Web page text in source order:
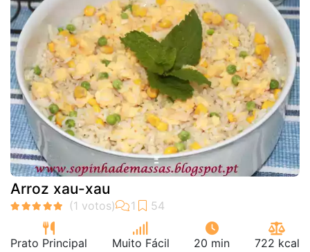
Arroz xau-xau
Prato Principal Muito Fácil 20 min 722 kcal